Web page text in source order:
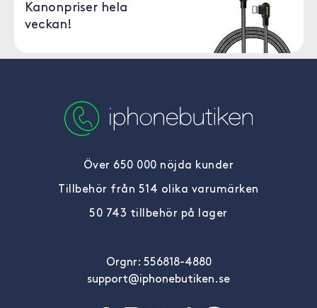
Kanonpriser hela
veckan!
Över 650 000 nöjda kunder
Tillbehör från 514 olika varumärken
50 743 tillbehör på lager
Orgnr: 556818-4880
support@iphonebutiken.se